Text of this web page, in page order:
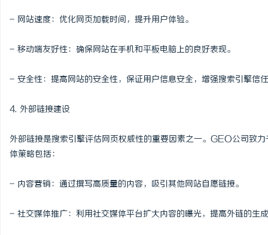
- 网站速度：优化网页加载时间，提升用户体验。
- 移动端友好性：确保网站在手机和平板电脑上的良好表现。
- 安全性：提高网站的安全性，保证用户信息安全，增强搜索引擎信
4. 外部链接建设
外部链接是搜索引擎评估网页权威性的重要因素之一。GEO公司致
体策略包括：
- 内容营销：通过撰写高质量的内容，吸引其他网站自愿链接。
- 社交媒体推广：利用社交媒体平台扩大内容的曝光，提高外链的生